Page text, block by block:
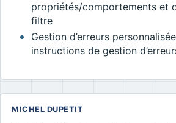
propriétés/comportements et
filtre
Gestion d’erreurs
instructions de gestion
MICHEL DUPETIT